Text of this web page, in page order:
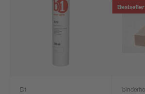
B1
Bestseller